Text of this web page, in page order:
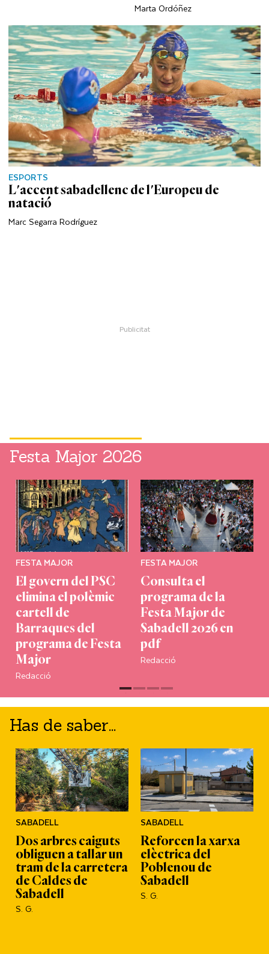
Marta Ordóñez
ESPORTS
L'accent sabadellenc de l'Europeu de
natació
Marc Segarra Rodríguez
Festa Major 2026
FESTA MAJOR
El govern del PSC
elimina el polèmic
cartell de
Barraques del
programa de Festa
Major
Redacció
FESTA MAJOR
Consulta el
programa de la
Festa Major de
Sabadell 2026 en
pdf
Redacció
Has de saber...
SABADELL
Dos arbres caiguts
obliguen a tallar un
tram de la carretera
de Caldes de
Sabadell
S. G.
SABADELL
Reforcen la xarxa
elèctrica del
Poblenou de
Sabadell
S. G.